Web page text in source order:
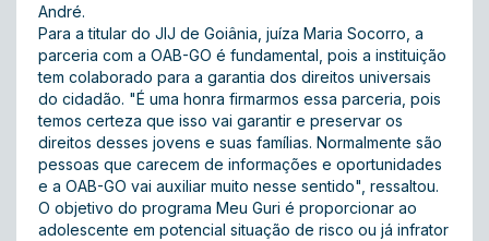
André.
Para a titular do JIJ de Goiânia, juíza Maria Socorro, a
parceria com a OAB-GO é fundamental, pois a instituição
tem colaborado para a garantia dos direitos universais
do cidadão. "É uma honra firmarmos essa parceria, pois
temos certeza que isso vai garantir e preservar os
direitos desses jovens e suas famílias. Normalmente são
pessoas que carecem de informações e oportunidades
e a OAB-GO vai auxiliar muito nesse sentido", ressaltou.
O objetivo do programa Meu Guri é proporcionar ao
adolescente em potencial situação de risco ou já infrator